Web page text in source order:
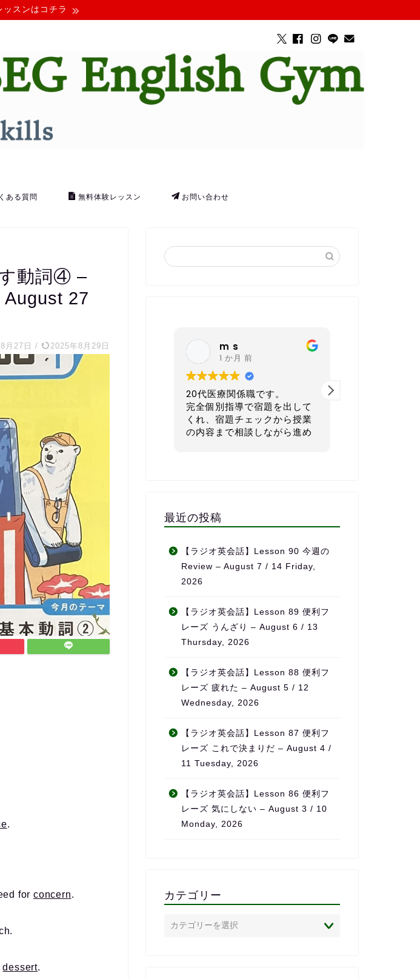
ッスンはコチラ
ある質問 無料体験レッスン お問い合わせ
す動詞④ –
27
月27日 / 2025年8月29日
.
forconcern.
dessert.
m s
1 か月 前
の内容まで相談しながら進め
ていただき、まさに求めてい
たスクールでした。
外国人講師とzoomで繋いだ
レッスンもしていただき、そ
の文字起こしを資料としてい
ただけるので復習にも役立ち
ます。
毎週相談しながら進めるので
なんとか仕事と両立すること
ができました。
英会話など目標がある方、サ
ポートを受けながら進めたい
方におすすめです！
nagoya sh
6 か月 前
40代 会社経営者です。
本気で英語を学びたい方にと
てもおすすめの英会話スクー
ルです。
る」「少しチャレンジング」
無理なく続けられ、自然とモ
チベーションの維持につなが
っています。
なく、学習の進み具合や弱点
をしっかり見て内容を調整し
てくれるため、「ちゃんと見
てもらえている」という安心
料金も他の英会話スクールと
比べてかなり良心的で、内容
ます。
何より、先生の生徒に対する
「この先生のもとでなら頑張
れる」と思える環境です。本
気で英語力を伸ばしたい方に
は、心からおすすめしたいス
最近の投稿
【ラジオ英会話】Lesson 90 今週の
Review – August 7 / 14 Friday,
2026
【ラジオ英会話】Lesson 89 便利フ
レーズ うんざり – August 6 / 13
Thursday, 2026
【ラジオ英会話】Lesson 88 便利フ
レーズ 疲れた – August 5 / 12
Wednesday, 2026
【ラジオ英会話】Lesson 87 便利フ
レーズ これで決まりだ – August 4 /
11 Tuesday, 2026
【ラジオ英会話】Lesson 86 便利フ
レーズ 気にしない – August 3 / 10
Monday, 2026
カテゴリー